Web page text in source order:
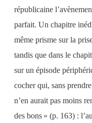
républicaine
parfait. Un chapitre
même prisme sur la
tandis que dans le
sur un épisode
cocher qui, sans
n’en aurait pas moins
des bons » (p. 163) :